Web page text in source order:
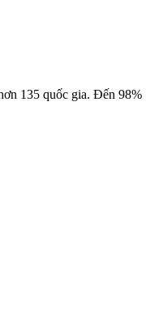
135 quốc gia. Đến 98%